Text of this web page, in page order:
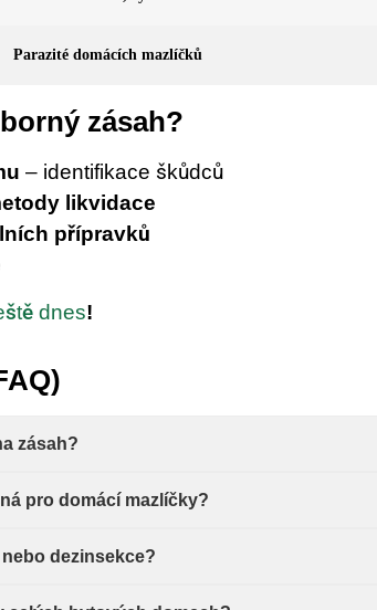
Parazité domácích mazlíčků
zásah?
– identifikace škůdců
likvidace
přípravků
dnes!
zásah?
pro domácí mazlíčky?
dezinsekce?